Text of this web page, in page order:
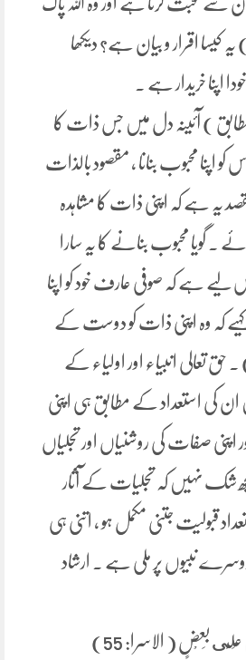
اقرار و بیان ہے؟ دیکھا
اپنا خریدار ہے ۔
) آئینہ دل میں جس ذات کا
اپنا محبوب بنانا ، مقصود بالذات
یہ ہے کہ اپنی ذات کا مشاہدہ
۔ گویا محبوب بنانے کا یہ سارا
ہے کہ صوفی عارف خود کو اپنا
کہ وہ اپنی ذات کو دوست کے
حق تعالی انبیاء اور اولیاء کے
کی استعداد کے مطابق ہی اپنی
اپنی صفات کی روشنیاں اور تجلیاں
شک نہیں کہ تجلیات کے آثار
قبولیت جتنی مکمل ہو ، اتنی ہی
نبیوں پر ملی ہے ۔ ارشاد
عَلَى بَعْضٍ ( الاسرا: 55)